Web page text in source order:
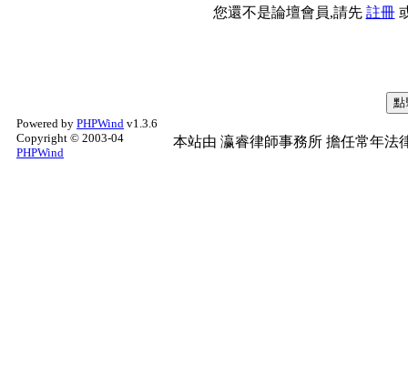
您還不是論壇會員,請先 註冊
Powered by PHPWind v1.3.6
Copyright © 2003-04
PHPWind
本站由 瀛睿律師事務所 擔任常年法